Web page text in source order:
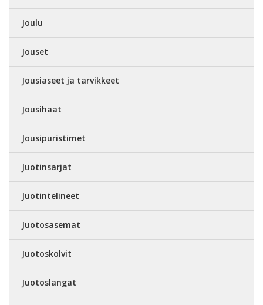
Joulu
Jouset
Jousiaseet ja tarvikkeet
Jousihaat
Jousipuristimet
Juotinsarjat
Juotintelineet
Juotosasemat
Juotoskolvit
Juotoslangat